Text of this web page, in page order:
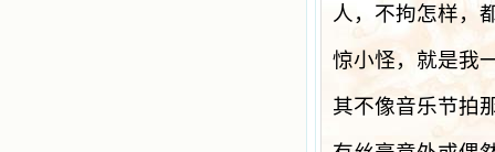
人，不拘怎样，
惊小怪，就是我
其不像音乐节拍